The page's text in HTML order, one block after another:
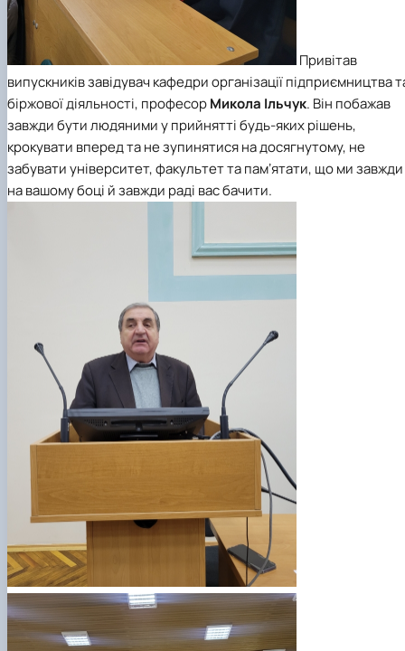
Привітав
випускників завідувачкафедри організації підприємництва
біржової діяльності, професорМикола Ільчук. Він побажав
завжди бути людяними у прийнятті будь-яких рішень,
крокувати вперед та не зупинятися на досягнутому, не
забувати університет, факультет та памʼятати, що ми завжди
на вашому боці й завжди раді вас бачити.